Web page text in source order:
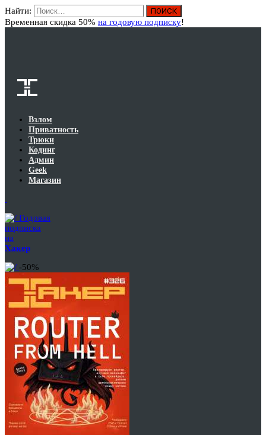
Найти:
Временная скидка 50% на годовую подписку!
Взлом
Приватность
Трюки
Кодинг
Админ
Geek
Магазин
Годовая
подписка
на
Хакер
-50%